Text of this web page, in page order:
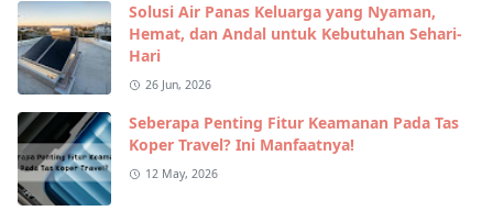
Solusi Air Panas Keluarga yang Nyaman,
Hemat, dan Andal untuk Kebutuhan Sehari-
Hari
26 Jun, 2026
Seberapa Penting Fitur Keamanan Pada Tas
Koper Travel? Ini Manfaatnya!
12 May, 2026